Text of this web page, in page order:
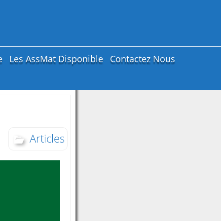
Les AssMat Disponible
Contactez Nous
Articles